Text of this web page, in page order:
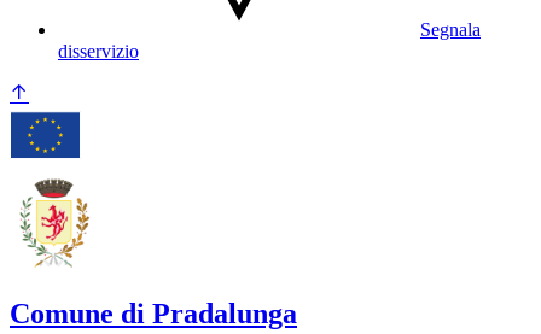
Segnala
disservizio
Comune di Pradalunga